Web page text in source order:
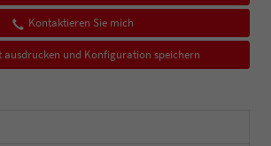
Kontaktieren Sie mich
ausdrucken und Konfiguration speichern